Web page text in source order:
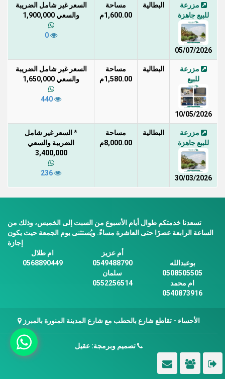
مزرعة
للبيع جاهزة
05/07/2026
البطالية
مساحة
1,600.00م
السعر غير شامل الضريبة
والسعي 1,900,000
مزرعة
للبيع
10/05/2026
البطالية
مساحة
1,580.00م
السعر غير شامل الضريبة
والسعي 1,650,000
مزرعة
للبيع جاهزة
30/03/2026
البطالية
مساحة
8,000.00م
* السعر غير شامل
الضريبة والسعي
3,400,000
تسعدنا خدمتكم طوال أيام الأسبوع من السبت إلى الخميس، وذلك من
الساعة الرابعة عصرًا حتى العاشرة مساءً. ويُستثنى يوم الجمعة حيث يكون
إجازة
ام طلال
0568890449
أم عزيز
0549488790
سلمان
0552256514
بوعبدالله
0508505505
ام محمد
0540873916
الأحساء - تقاطع شارع بالحطب مع شارع المدينة المنورة بالمبرز